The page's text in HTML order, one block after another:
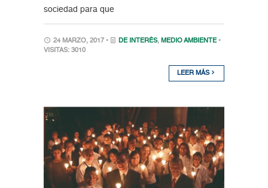
sociedad para que
24 MARZO, 2017 • DE INTERÉS, MEDIO AMBIENTE •
VISITAS: 3010
LEER MÁS